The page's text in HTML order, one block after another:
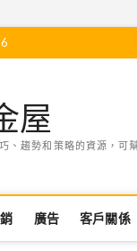
屋
、趨勢和策略的資源，可
廣告 客戶關係